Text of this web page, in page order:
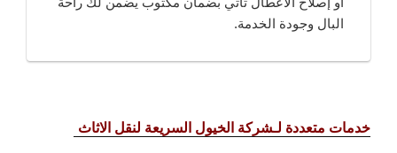
البال وجودة الخدمة.
خدمات متعددة لـشركة الخيول السريعة لنقل الاثاث